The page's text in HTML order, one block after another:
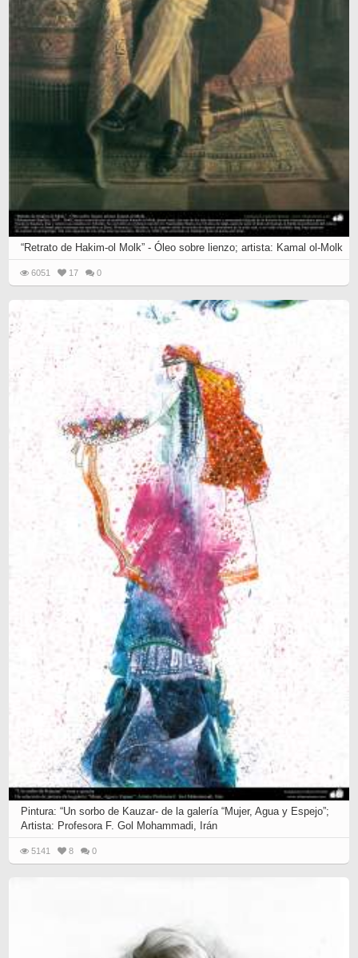
“Retrato de Hakim-ol Molk” - Óleo sobre lienzo; artista: Kamal ol-Molk
6051 17 0
Pintura: “Un sorbo de Kauzar- de la galería “Mujer, Agua y Espejo”;
Artista: Profesora F. Gol Mohammadi, Irán
5141 8 0